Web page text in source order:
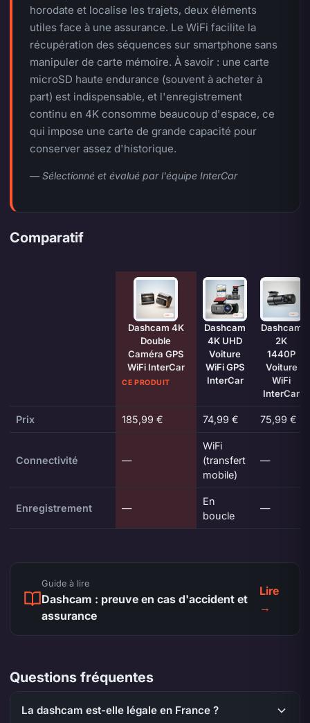
horodate et localise les trajets, deux éléments
utiles face à une assurance. Le WiFi facilite la
récupération des séquences sur smartphone sans
manipuler de carte mémoire. À savoir : une carte
microSD haute endurance (souvent à acheter à
part) est indispensable, et l'enregistrement
continu en 4K consomme beaucoup d'espace, ce
qui impose une carte de grande capacité pour
conserver assez d'historique.
— Sélectionné et évalué par l'équipe InterCar
Comparatif
Dashcam 4K
Double
Caméra GPS
WiFi InterCar
CE PRODUIT
Dashcam
4K UHD
Voiture
WiFi GPS
InterCar
Dashcam
2K
1440P
Voiture
WiFi
InterCar
Prix 185,99 € 74,99 € 75,99 €
Connectivité —
WiFi
(transfert
mobile)
—
Enregistrement —
En
boucle
—
Guide à lire
Dashcam : preuve en cas d'accident et
assurance
Lire
→
Questions fréquentes
La dashcam est-elle légale en France ?